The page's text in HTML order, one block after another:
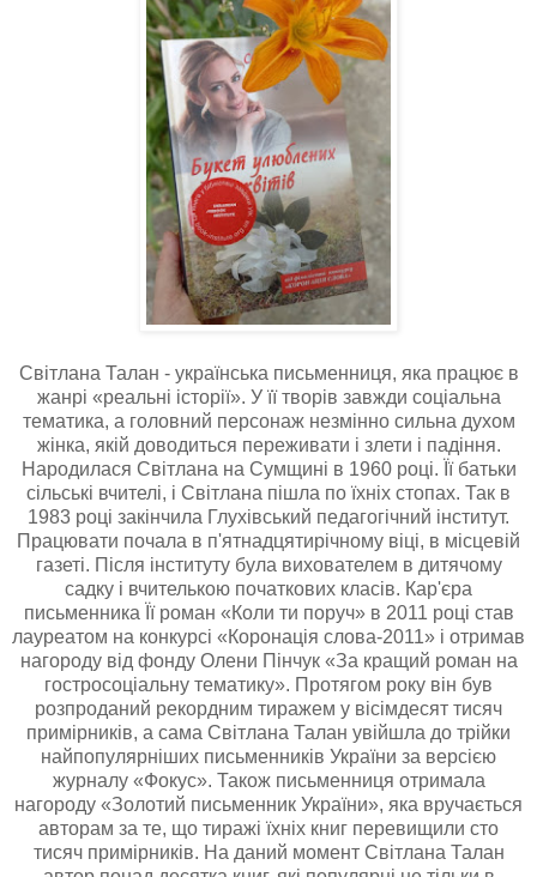
Світлана Талан - українська письменниця, яка працює в
жанрі «реальні історії». У її творів завжди соціальна
тематика, а головний персонаж незмінно сильна духом
жінка, якій доводиться переживати і злети і падіння.
Народилася Світлана на Сумщині в 1960 році. Її батьки
сільські вчителі, і Світлана пішла по їхніх стопах. Так в
1983 році закінчила Глухівський педагогічний інститут.
Працювати почала в п'ятнадцятирічному віці, в місцевій
газеті. Після інституту була вихователем в дитячому
садку і вчителькою початкових класів. Кар'єра
письменника Її роман «Коли ти поруч» в 2011 році став
лауреатом на конкурсі «Коронація слова-2011» і отримав
нагороду від фонду Олени Пінчук «За кращий роман на
гостросоціальну тематику». Протягом року він був
розпроданий рекордним тиражем у вісімдесят тисяч
примірників, а сама Світлана Талан увійшла до трійки
найпопулярніших письменників України за версією
журналу «Фокус». Також письменниця отримала
нагороду «Золотий письменник України», яка вручається
авторам за те, що тиражі їхніх книг перевищили сто
тисяч примірників. На даний момент Світлана Талан